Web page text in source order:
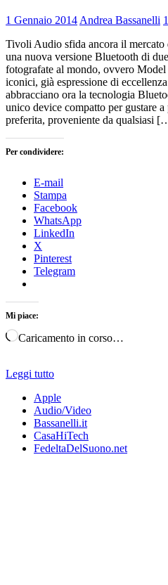
1 Gennaio 2014 Andrea Bassanelli
Tivoli Audio sfida ancora il mercato
una nuova versione Bluetooth di
fotografate al mondo, ovvero
iconici, già espressione di
abbracciano ora la tecnologia
unico device compatto per gustare
preferita, proveniente da qualsiasi
Per condividere:
E-mail
Stampa
Facebook
WhatsApp
LinkedIn
X
Pinterest
Telegram
Mi piace:
Caricamento in corso…
Leggi tutto
Apple
Audio/Video
Bassanelli.it
CasaHiTech
FedeltaDelSuono.net